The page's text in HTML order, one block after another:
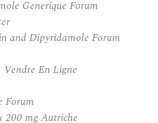
Generique Forum
and Dipyridamole Forum
En Ligne
Forum
200 mg Autriche